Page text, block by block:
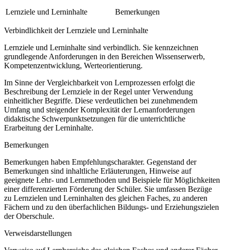
Lernziele und Lerninhalte Bemerkungen
Verbindlichkeit der Lernziele und Lerninhalte
Lernziele und Lerninhalte sind verbindlich. Sie kennzeichnen
grundlegende Anforderungen in den Bereichen Wissenserwerb,
Kompetenzentwicklung, Werteorientierung.
Im Sinne der Vergleichbarkeit von Lernprozessen erfolgt die
Beschreibung der Lernziele in der Regel unter Verwendung
einheitlicher Begriffe. Diese verdeutlichen bei zunehmendem
Umfang und steigender Komplexität der Lernanforderungen
didaktische Schwerpunktsetzungen für die unterrichtliche
Erarbeitung der Lerninhalte.
Bemerkungen
Bemerkungen haben Empfehlungscharakter. Gegenstand der
Bemerkungen sind inhaltliche Erläuterungen, Hinweise auf
geeignete Lehr- und Lernmethoden und Beispiele für Möglichkeiten
einer differenzierten Förderung der Schüler. Sie umfassen Bezüge
zu Lernzielen und Lerninhalten des gleichen Faches, zu anderen
Fächern und zu den überfachlichen Bildungs- und Erziehungszielen
der Oberschule.
Verweisdarstellungen